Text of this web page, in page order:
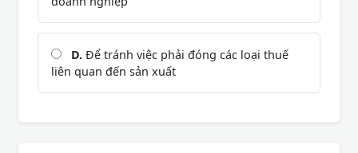
D. Để tránh việc phải đóng các loại thuế
liên quan đến sản xuất